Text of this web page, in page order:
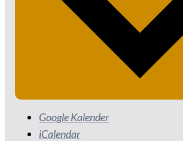
Google Kalender
iCalendar